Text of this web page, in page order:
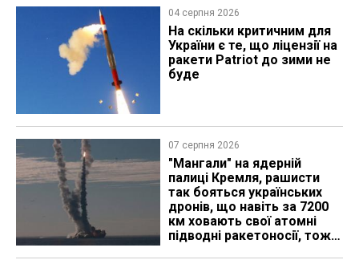
04 серпня 2026
На скільки критичним для
України є те, що ліцензії на
ракети Patriot до зими не
буде
07 серпня 2026
"Мангали" на ядерній
палиці Кремля, рашисти
так бояться українських
дронів, що навіть за 7200
км ховають свої атомні
підводні ракетоносії, тож